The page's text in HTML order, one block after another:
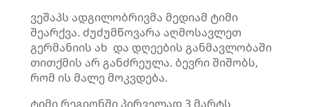
ვეშაპს ადგილობრივმა მედიამ ტიმი
შეარქვა. ძუძუმწოვარა აღმოსავლეთ
გერმანიის ახ და დღეების განმავლობაში
თითქმის არ განძრეულა. ბევრი შიშობს,
რომ ის მალე მოკვდება.
ტიმი რეგიონში პირველად 3 მარტს